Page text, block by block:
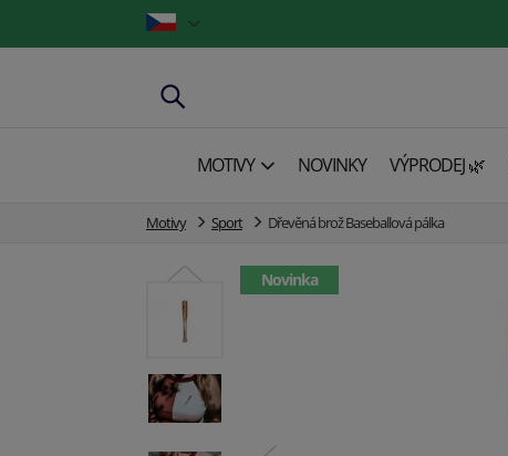
MOTIVY NOVINKY VÝPRODEJ 🌿
Motivy Sport Dřevěná brož Baseballová pálka
Novinka